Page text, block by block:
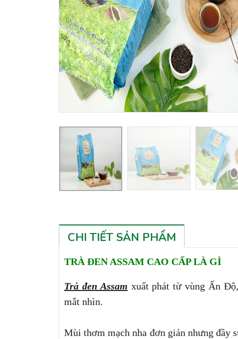
CHI TIẾT SẢN PHẨM
TRÀ ĐEN ASSAM CAO CẤP LÀ GÌ
Trà đen Assam xuất phát từ vùng Ấn
mắt nhìn.
Mùi thơm mạch nha đơn giản nhưng đầy